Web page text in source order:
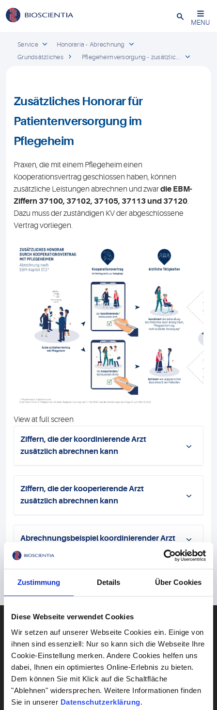
Zustimmung Details Über Cookies
Diese Webseite verwendet Cookies
Wir setzen auf unserer Webseite Cookies ein. Einige von
ihnen sind essenziell: Nur so kann sich die Webseite Ihre
Cookie-Einstellung merken. Andere Cookies helfen uns
dabei, Ihnen ein optimiertes Online-Erlebnis zu bieten.
Dem können Sie mit Klick auf die Schaltfläche
"Ablehnen" widersprechen. Weitere Informationen finden
Sie in unserer Datenschutzerklärung.
Schließen
MENU
Service
Honoraria - Abrechnung
Grundsätzliches
Pflegeheimversorgung - zusätzlic...
Zusätzliches Honorar für
Patientenversorgung im
Pflegeheim
Praxen, die mit einem Pflegeheim einen
Kooperationsvertrag geschlossen haben, können
zusätzliche Leistungen abrechnen und zwardie EBM-
Ziffern 37100, 37102, 37105, 37113 und 37120.
Dazu muss der zuständigen KV der abgeschlossene
Vertrag vorliegen.
View at full screen
Ziffern, die der koordinierende Arzt
zusätzlich abrechnen kann
Ziffern, die der kooperierende Arzt
zusätzlich abrechnen kann
Abrechnungsbeispiel koordinierender Arzt
DIAGNOSTIK
Blut
Herz & Kreislauf
Lebensstil